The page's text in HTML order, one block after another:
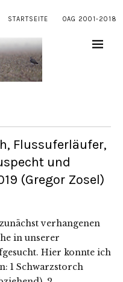
STARTSEITE OAG 2001-2018
Flussuferläufer,
und
(Gregor Zosel)
verhangenen
in unserer
Hier konnte ich
1 Schwarzstorch